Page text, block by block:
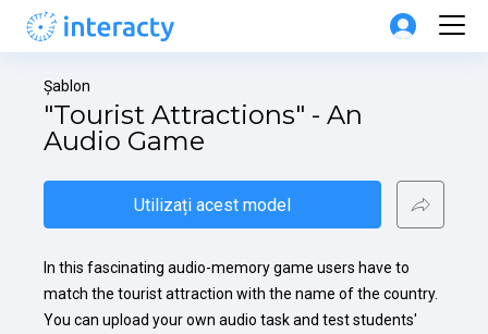
Șablon
"Tourist Attractions" - An
Audio Game
Utilizați acest model
In this fascinating audio-memory game users have to
match the tourist attraction with the name of the country.
You can upload your own audio task and test students'